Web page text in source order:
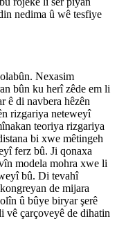
nedima û wê tesfiye
Nexasim
bûn ku herî zêde em li
ê di navbera hêzên
rizgariya neteweyî
teoriya rizgariya
bi xwe mêtingeh
ferz bû. Ji qonaxa
modela mohra xwe li
bû. Di tevahî
de mijara
û bûye biryar şerê
vê çarçoveyê de dihatin